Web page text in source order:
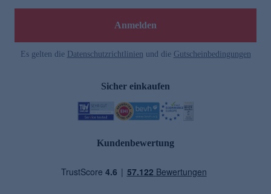
Anmelden
Es gelten die Datenschutzrichtlinien und die Gutscheinbedingungen
Sicher einkaufen
Kundenbewertung